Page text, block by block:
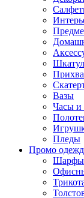
Вазы
Часы и
Пледы
Промо
Шарфы